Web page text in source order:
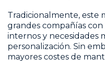
Tradicionalmente, este
grandes compañías
internos y necesidades
personalización. Sin
mayores costes de